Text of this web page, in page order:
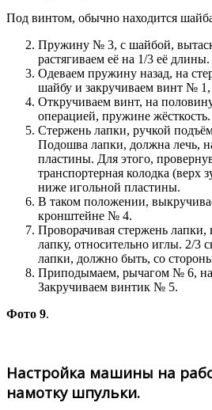
Под винтом, обычно находится
Пружину № 3, с шайбой,
растягиваем её на 1/3 её длины.
Одеваем пружину назад, на
шайбу и закручиваем винт №
Откручиваем винт, на
операцией, пружине жёсткость.
Стержень лапки, ручкой
Подошва лапки, должна лечь,
пластины. Для этого,
транспортерная колодка (верх
ниже игольной пластины.
В таком положении,
кронштейне № 4.
Проворачивая стержень лапки,
лапку, относительно иглы. 2/3
лапки, должно быть, со
Приподымаем, рычагом № 6,
Закручиваем винтик № 5.
Фото 9.
Настройка машины на
намотку шпульки.